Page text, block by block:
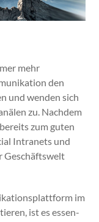
mehr
den
und wen­den sich
zu. Nach­dem
zum guten
Intranets und
Geschäftswelt
im
ist es essen­